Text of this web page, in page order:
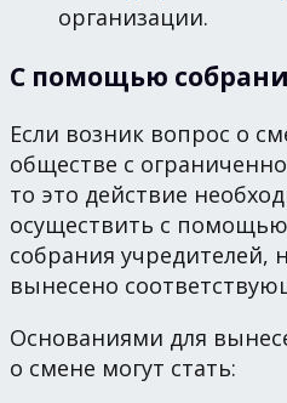
организации.
С помощью
Если возник вопрос о
обществе с
то это действие
осуществить с
собрания учредителей,
вынесено
Основаниями для
о смене могут стать: